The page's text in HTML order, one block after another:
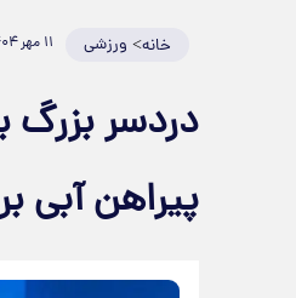
خانه> ورزشی ۱۱ مهر ۱۴۰۴
دردسر بزرگ
پیراهن آبی